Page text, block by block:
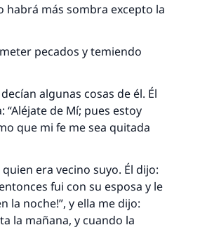
habrá más sombra excepto la
pecados y temiendo
algunas cosas de él. Él
de Mí; pues estoy
que mi fe me sea quitada
era vecino suyo. Él dijo:
fui con su esposa y le
la noche!”, y ella me dijo:
la mañana, y cuando la
bien obtendrá la